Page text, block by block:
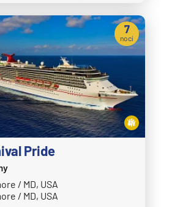
Pride
/ MD, USA
/ MD, USA
7
nocí